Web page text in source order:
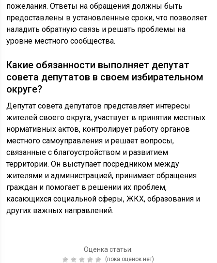
пожелания. Ответы на обращения должны быть
предоставлены в установленные сроки, что позволяет
наладить обратную связь и решать проблемы на
уровне местного сообщества.
Какие обязанности выполняет депутат
совета депутатов в своем избирательном
округе?
Депутат совета депутатов представляет интересы
жителей своего округа, участвует в принятии местных
нормативных актов, контролирует работу органов
местного самоуправления и решает вопросы,
связанные с благоустройством и развитием
территории. Он выступает посредником между
жителями и администрацией, принимает обращения
граждан и помогает в решении их проблем,
касающихся социальной сферы, ЖКХ, образования и
других важных направлений.
Оценка статьи:
(пока оценок нет)